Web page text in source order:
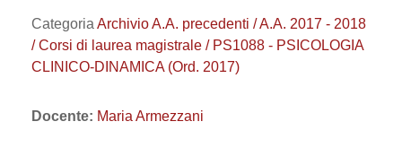
Categoria Archivio A.A. precedenti / A.A. 2017 - 2018
/ Corsi di laurea magistrale / PS1088 - PSICOLOGIA
CLINICO-DINAMICA (Ord. 2017)
Docente: Maria Armezzani